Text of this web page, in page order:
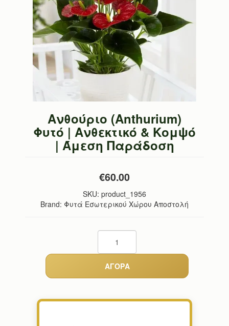
Ανθούριο (Anthurium)
Φυτό | Ανθεκτικό & Κομψό
| Άμεση Παράδοση
€60.00
SKU: product_1956
Brand: Φυτά Εσωτερικού Χώρου Αποστολή